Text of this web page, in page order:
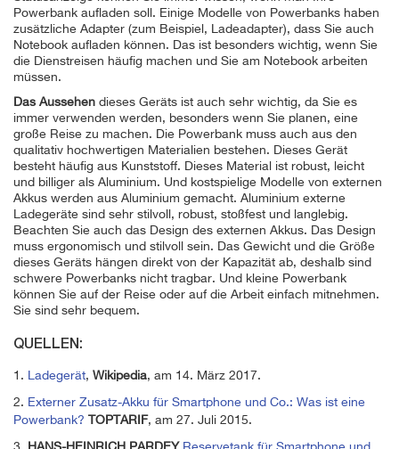
Powerbank aufladen soll. Einige Modelle von Powerbanks haben
zusätzliche Adapter (zum Beispiel, Ladeadapter), dass Sie auch
Notebook aufladen können. Das ist besonders wichtig, wenn Sie
die Dienstreisen häufig machen und Sie am Notebook arbeiten
müssen.
Das Aussehen dieses Geräts ist auch sehr wichtig, da Sie es
immer verwenden werden, besonders wenn Sie planen, eine
große Reise zu machen. Die Powerbank muss auch aus den
qualitativ hochwertigen Materialien bestehen. Dieses Gerät
besteht häufig aus Kunststoff. Dieses Material ist robust, leicht
und billiger als Aluminium. Und kostspielige Modelle von externen
Akkus werden aus Aluminium gemacht. Aluminium externe
Ladegeräte sind sehr stilvoll, robust, stoßfest und langlebig.
Beachten Sie auch das Design des externen Akkus. Das Design
muss ergonomisch und stilvoll sein. Das Gewicht und die Größe
dieses Geräts hängen direkt von der Kapazität ab, deshalb sind
schwere Powerbanks nicht tragbar. Und kleine Powerbank
können Sie auf der Reise oder auf die Arbeit einfach mitnehmen.
Sie sind sehr bequem.
QUELLEN:
1. Ladegerät, Wikipedia, am 14. März 2017.
2. Externer Zusatz-Akku für Smartphone und Co.: Was ist eine
Powerbank?
TOPTARIF, am 27. Juli 2015.